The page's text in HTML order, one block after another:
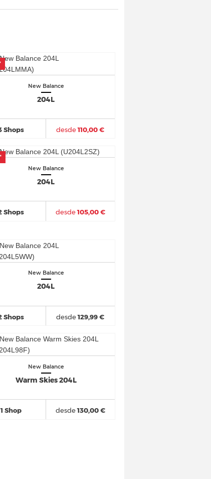
New Balance
204L
Shops desde110,00 €
New Balance
204L
Shops desde105,00 €
New Balance
204L
Shops desde129,99 €
New Balance
Warm Skies 204L
1 Shop desde130,00 €